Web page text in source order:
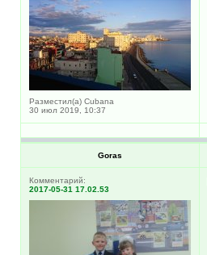
Разместил(а) Cubana
30 июл 2019, 10:37
Goras
Комментарий:
2017-05-31 17.02.53